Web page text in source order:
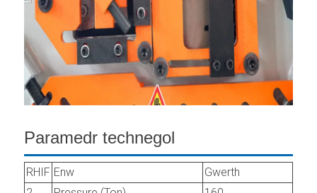
Paramedr technegol
RHIF Enw
Gwerth